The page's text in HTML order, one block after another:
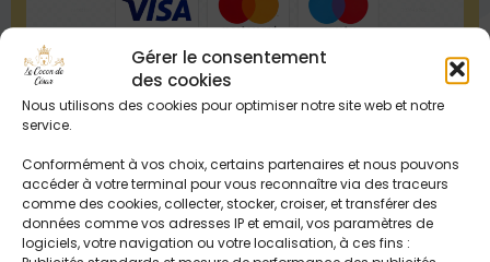
Gérer le consentement
des cookies
Nous utilisons des cookies pour optimiser notre site web et notre
service.
Conformément à vos choix, certains partenaires et nous pouvons
accéder à votre terminal pour vous reconnaître via des traceurs
comme des cookies, collecter, stocker, croiser, et transférer des
données comme vos adresses IP et email, vos paramètres de
logiciels, votre navigation ou votre localisation, à ces fins :